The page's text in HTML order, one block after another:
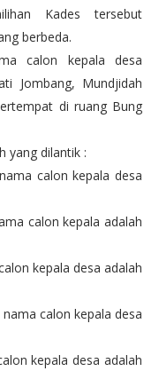
Kades tersebut
berbeda.
calon kepala desa
Jombang, Mundjidah
di ruang Bung
yang dilantik :
calon kepala desa
calon kepala adalah
kepala desa adalah
calon kepala desa
kepala desa adalah